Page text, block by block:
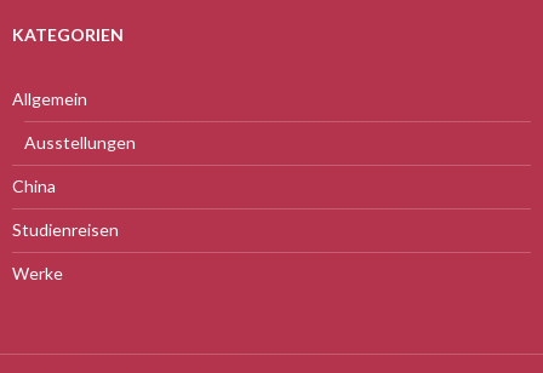
KATEGORIEN
Allgemein
Ausstellungen
China
Studienreisen
Werke